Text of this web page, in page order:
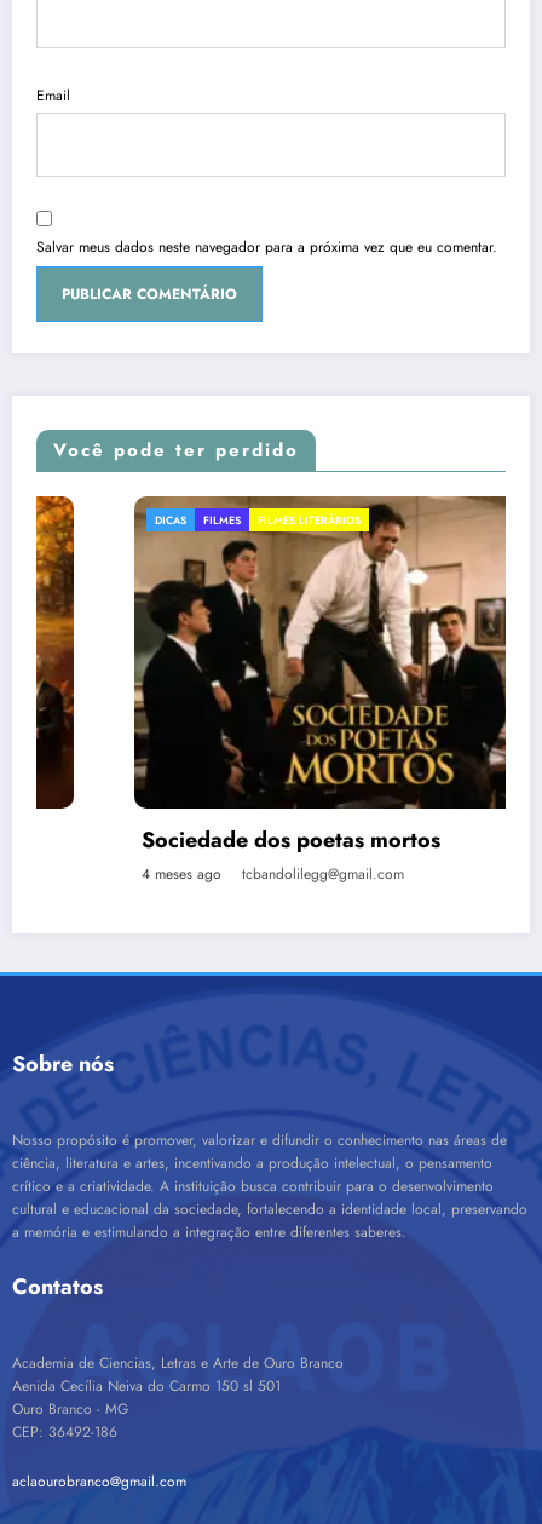
Email
Salvar meus dados neste navegador para a próxima vez que eu comentar.
Você pode ter perdido
DICAS FILMES FILMES LITERÁRIOS
Sociedade dos poetas mortos
tcbandolilegg@gmail.com
Sobre nós
Nosso propósito é promover, valorizar e difundir o conhecimento nas áreas de
ciência, literatura e artes, incentivando a produção intelectual, o pensamento
crítico e a criatividade. A instituição busca contribuir para o desenvolvimento
cultural e educacional da sociedade, fortalecendo a identidade local, preservando
a memória e estimulando a integração entre diferentes saberes.
Contatos
Academia de Ciencias, Letras e Arte de Ouro Branco
Aenida Cecília Neiva do Carmo 150 sl 501
Ouro Branco - MG
CEP: 36492-186
aclaourobranco@gmail.com